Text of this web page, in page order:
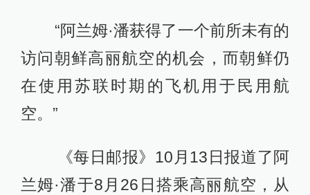
“阿兰姆·潘获得了一个前所未有的
访问朝鲜高丽航空的机会，而朝鲜仍
在使用苏联时期的飞机用于民用航
空。”
《每日邮报》10月13日报道了阿
兰姆·潘于8月26日搭乘高丽航空，从